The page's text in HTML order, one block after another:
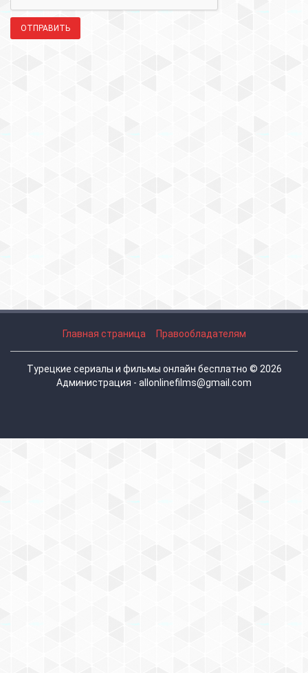
ОТПРАВИТЬ
Главная страница Правообладателям
Турецкие сериалы и фильмы онлайн бесплатно © 2026
Администрация - allonlinefilms@gmail.com